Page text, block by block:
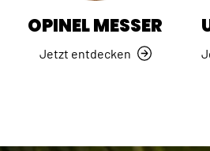
OPINEL MESSER
Jetzt entdecken